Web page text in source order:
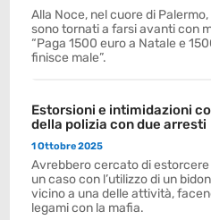
Alla Noce, nel cuore di
sono tornati a farsi avanti con
“Paga 1500 euro a Natale e
finisce male”.
Estorsioni e intimidazioni
della polizia con due arresti
1 Ottobre 2025
Avrebbero cercato di
un caso con l’utilizzo di un
vicino a una delle attività,
legami con la mafia.